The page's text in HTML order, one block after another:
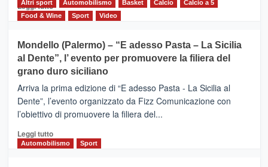
del
territorio,
e
messaggi
di
Leggi tuttoLeggi
di
CASTIGLIONE
DI
SICILIA
(Ct)
–
Il
Borgo
Gusto,
il
Altri sport Automobilismo Basket Calcio
Calcio a 5
Food & Wine
Sport Video
Mondello (Palermo) – “E adesso Pasta – La Sicilia
al Dente”, l’ evento per promuovere la filiera del
grano duro siciliano
Arriva la prima edizione di “E adesso Pasta - La Sicilia al
Dente”, l’evento organizzato da Fizz Comunicazione con
l’obiettivo di promuovere la filiera del...
Leggi tuttoLeggi
di
Automobilismo Sport